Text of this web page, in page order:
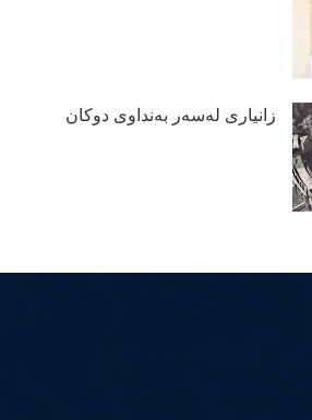
زانیاری لەسەر بەنداوی دوكان